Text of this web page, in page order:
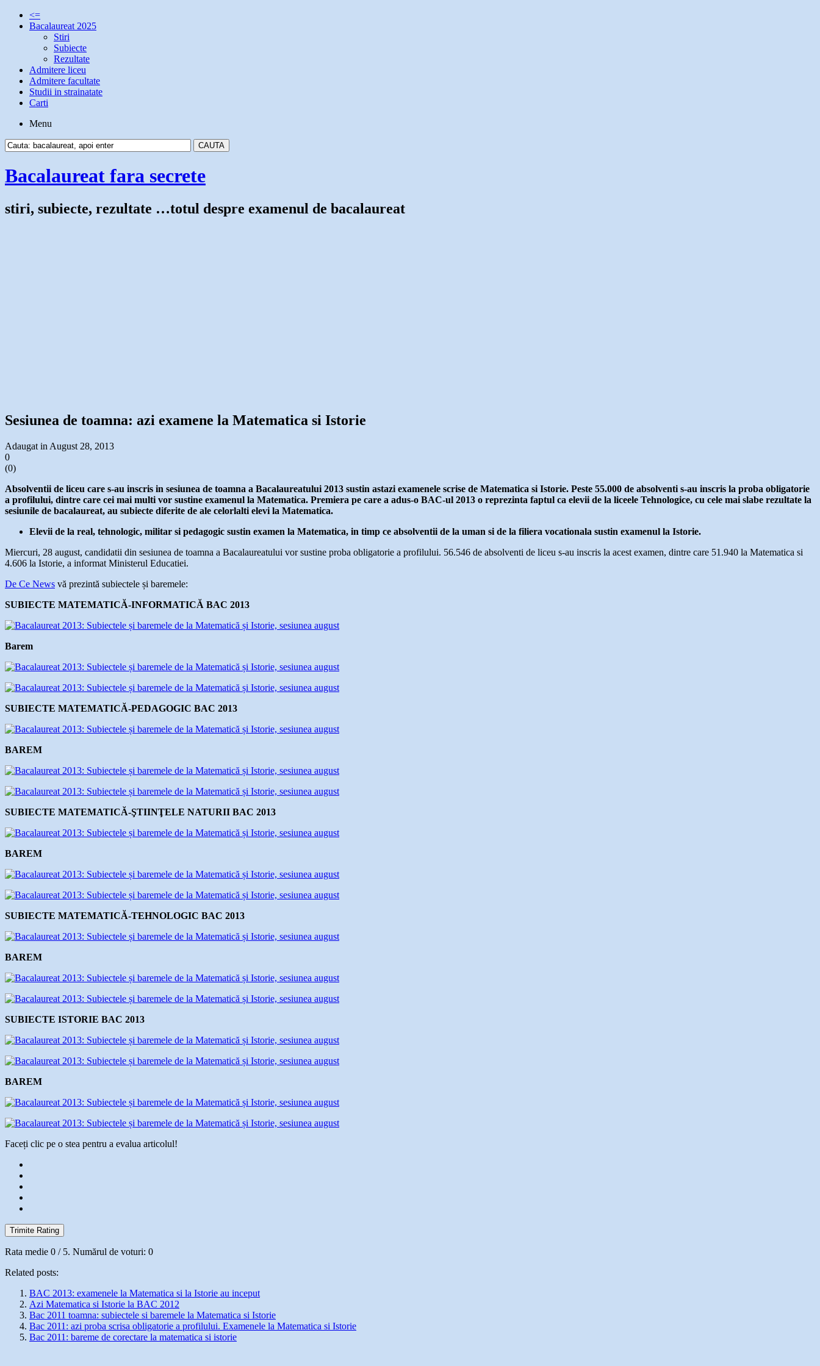
<=
Bacalaureat 2025
Stiri
Subiecte
Rezultate
Admitere liceu
Admitere facultate
Studii in strainatate
Carti
Menu
Bacalaureat fara secrete
stiri, subiecte, rezultate …totul despre examenul de bacalaureat
Sesiunea de toamna: azi examene la Matematica si Istorie
Adaugat in August 28, 2013
0
(0)
Absolventii de liceu care s-au inscris in sesiunea de toamna a Bacalaureatului 2013 sustin astazi examenele scrise de Matematica si Istorie. Peste 55.000 de absolventi s-au inscris la proba obligatorie
a profilului, dintre care cei mai multi vor sustine examenul la Matematica. Premiera pe care a adus-o BAC-ul 2013 o reprezinta faptul ca elevii de la liceele Tehnologice, cu cele mai slabe rezultate la
sesiunile de bacalaureat, au subiecte diferite de ale celorlalti elevi la Matematica.
Elevii de la real, tehnologic, militar si pedagogic sustin examen la Matematica, in timp ce absolventii de la uman si de la filiera vocationala sustin examenul la Istorie.
Miercuri, 28 august, candidatii din sesiunea de toamna a Bacalaureatului vor sustine proba obligatorie a profilului. 56.546 de absolventi de liceu s-au inscris la acest examen, dintre care 51.940 la Matematica si
4.606 la Istorie, a informat Ministerul Educatiei.
De Ce News vă prezintă subiectele și baremele:
SUBIECTE MATEMATICĂ-INFORMATICĂ BAC 2013
Barem
SUBIECTE MATEMATICĂ-PEDAGOGIC BAC 2013
BAREM
SUBIECTE MATEMATICĂ-ŞTIINŢELE NATURII BAC 2013
BAREM
SUBIECTE MATEMATICĂ-TEHNOLOGIC BAC 2013
BAREM
SUBIECTE ISTORIE BAC 2013
BAREM
Faceți clic pe o stea pentru a evalua articolul!
Trimite Rating
Rata medie 0 / 5. Numărul de voturi: 0
Related posts:
BAC 2013: examenele la Matematica si la Istorie au inceput
Azi Matematica si Istorie la BAC 2012
Bac 2011 toamna: subiectele si baremele la Matematica si Istorie
Bac 2011: azi proba scrisa obligatorie a profilului. Examenele la Matematica si Istorie
Bac 2011: bareme de corectare la matematica si istorie